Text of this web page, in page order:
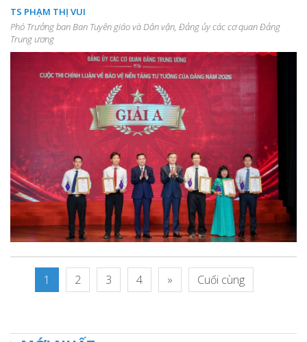
TS PHẠM THỊ VUI
Phó Trưởng ban Ban Tuyên giáo và Dân vận, Đảng ủy các cơ quan Đảng
Trung ương
1 2 3 4 » Cuối cùng